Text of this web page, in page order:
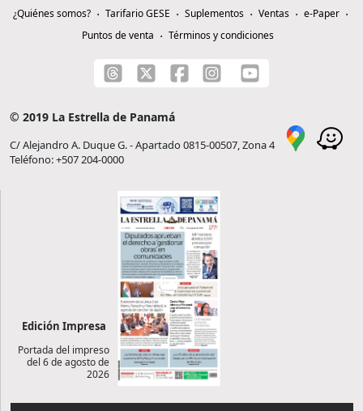
¿Quiénes somos? Tarifario GESE Suplementos Ventas
e-Paper
Puntos de venta
Términos y condiciones
© 2019 La Estrella de Panamá
C/ Alejandro A. Duque G. - Apartado 0815-00507, Zona 4
Teléfono: +507 204-0000
Edición Impresa
Portada del impreso
del 6 de agosto de
2026